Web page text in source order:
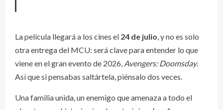
La película llegará a los cines el 24 de julio, y no es solo
otra entrega del MCU: será clave para entender lo que
viene en el gran evento de 2026, Avengers: Doomsday.
Así que si pensabas saltártela, piénsalo dos veces.
Una familia unida, un enemigo que amenaza a todo el